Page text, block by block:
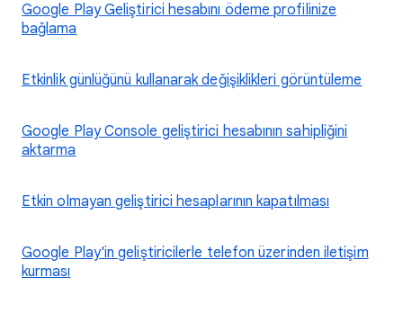
Google Play Geliştirici hesabını ödeme profilinize
bağlama
Etkinlik günlüğünü kullanarak değişiklikleri görüntüleme
Google Play Console geliştirici hesabının sahipliğini
aktarma
Etkin olmayan geliştirici hesaplarının kapatılması
Google Play'in geliştiricilerle telefon üzerinden iletişim
kurması